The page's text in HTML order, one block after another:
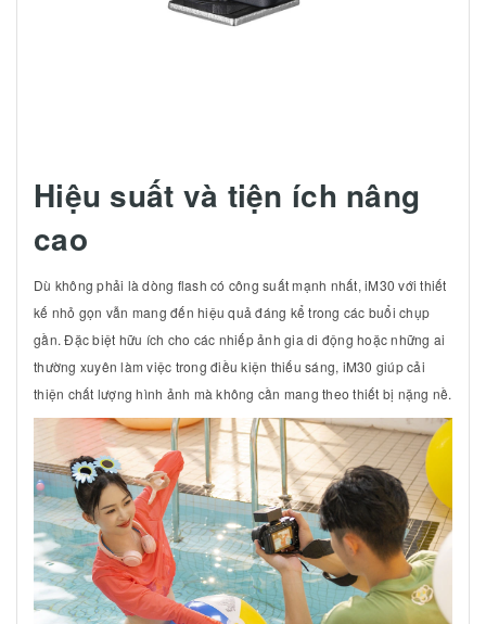
Hiệu suất và tiện ích nâng
cao
Dù không phải là dòng flash có công suất mạnh nhất, iM30 với thiết
kế nhỏ gọn vẫn mang đến hiệu quả đáng kể trong các buổi chụp
gần. Đặc biệt hữu ích cho các nhiếp ảnh gia di động hoặc những ai
thường xuyên làm việc trong điều kiện thiếu sáng, iM30 giúp cải
thiện chất lượng hình ảnh mà không cần mang theo thiết bị nặng nề.